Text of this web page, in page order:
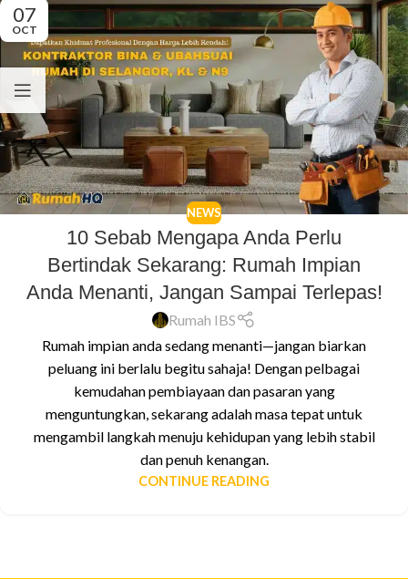
07
OCT
NEWS
10 Sebab Mengapa Anda Perlu
Bertindak Sekarang: Rumah Impian
Anda Menanti, Jangan Sampai Terlepas!
Rumah IBS
Rumah impian anda sedang menanti—jangan biarkan
peluang ini berlalu begitu sahaja! Dengan pelbagai
kemudahan pembiayaan dan pasaran yang
menguntungkan, sekarang adalah masa tepat untuk
mengambil langkah menuju kehidupan yang lebih stabil
dan penuh kenangan.
CONTINUE READING